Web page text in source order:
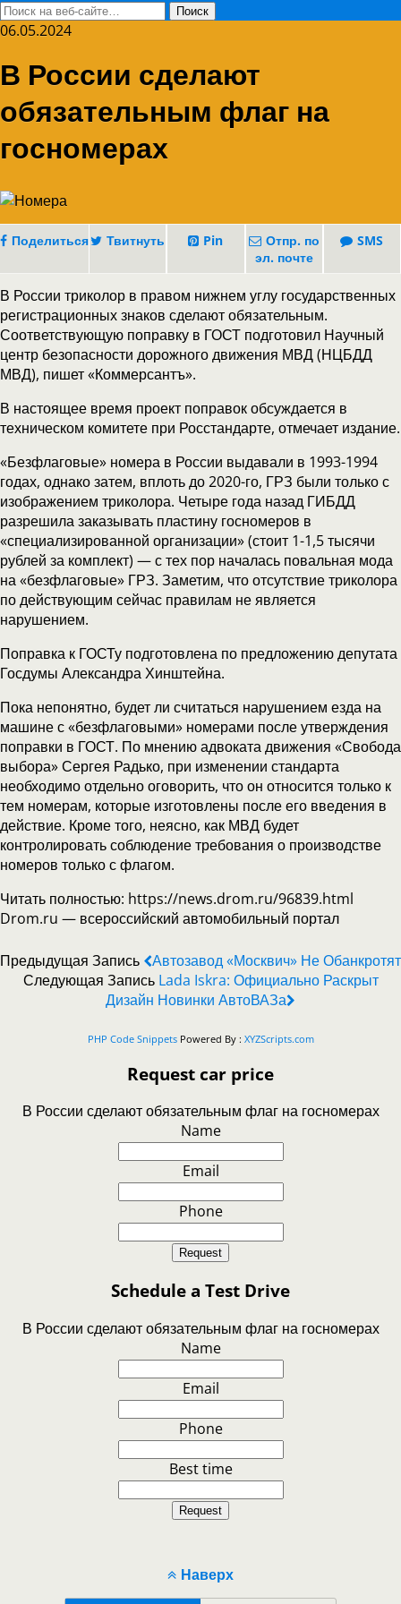
06.05.2024
В России сделают
обязательным флаг на
госномерах
Поделиться Твитнуть Pin
Отпр. по
эл. почте
SMS
В России триколор в правом нижнем углу государственных
регистрационных знаков сделают обязательным.
Соответствующую поправку в ГОСТ подготовил Научный
центр безопасности дорожного движения МВД (НЦБДД
МВД), пишет «Коммерсантъ».
В настоящее время проект поправок обсуждается в
техническом комитете при Росстандарте, отмечает издание.
«Безфлаговые» номера в России выдавали в 1993-1994
годах, однако затем, вплоть до 2020-го, ГРЗ были только с
изображением триколора. Четыре года назад ГИБДД
разрешила заказывать пластину госномеров в
«специализированной организации» (стоит 1-1,5 тысячи
рублей за комплект) — с тех пор началась повальная мода
на «безфлаговые» ГРЗ. Заметим, что отсутствие триколора
по действующим сейчас правилам не является
нарушением.
Поправка к ГОСТу подготовлена по предложению депутата
Госдумы Александра Хинштейна.
Пока непонятно, будет ли считаться нарушением езда на
машине с «безфлаговыми» номерами после утверждения
поправки в ГОСТ. По мнению адвоката движения «Свобода
выбора» Сергея Радько, при изменении стандарта
необходимо отдельно оговорить, что он относится только к
тем номерам, которые изготовлены после его введения в
действие. Кроме того, неясно, как МВД будет
контролировать соблюдение требования о производстве
номеров только с флагом.
Читать полностью: https://news.drom.ru/96839.html
Drom.ru — всероссийский автомобильный портал
Предыдущая Запись
Автозавод «Москвич» Не Обанкротят
Следующая Запись Lada Iskra: Официально Раскрыт
Дизайн Новинки АвтоВАЗа
PHP Code SnippetsPowered By : XYZScripts.com
Request car price
В России сделают обязательным флаг на госномерах
Name
Email
Phone
Request
Schedule a Test Drive
В России сделают обязательным флаг на госномерах
Name
Email
Phone
Best time
Request
Наверх